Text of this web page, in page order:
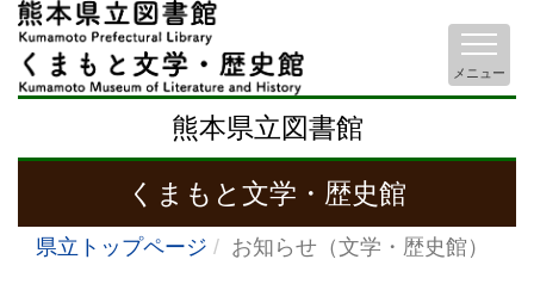
熊本県立図書館
くまもと文学・歴史館
メニュー
県立トップページ お知らせ（文学・歴史館）